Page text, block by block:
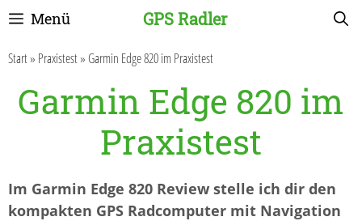
Zum
springen
GPS Radler
Menü
Start» Praxistest» Garmin Edge 820 im Praxistest
Garmin Edge 820 im
Praxistest
Im Garmin Edge 820 Review stelle ich dir den
kompakten GPS Radcomputer mit Navigation